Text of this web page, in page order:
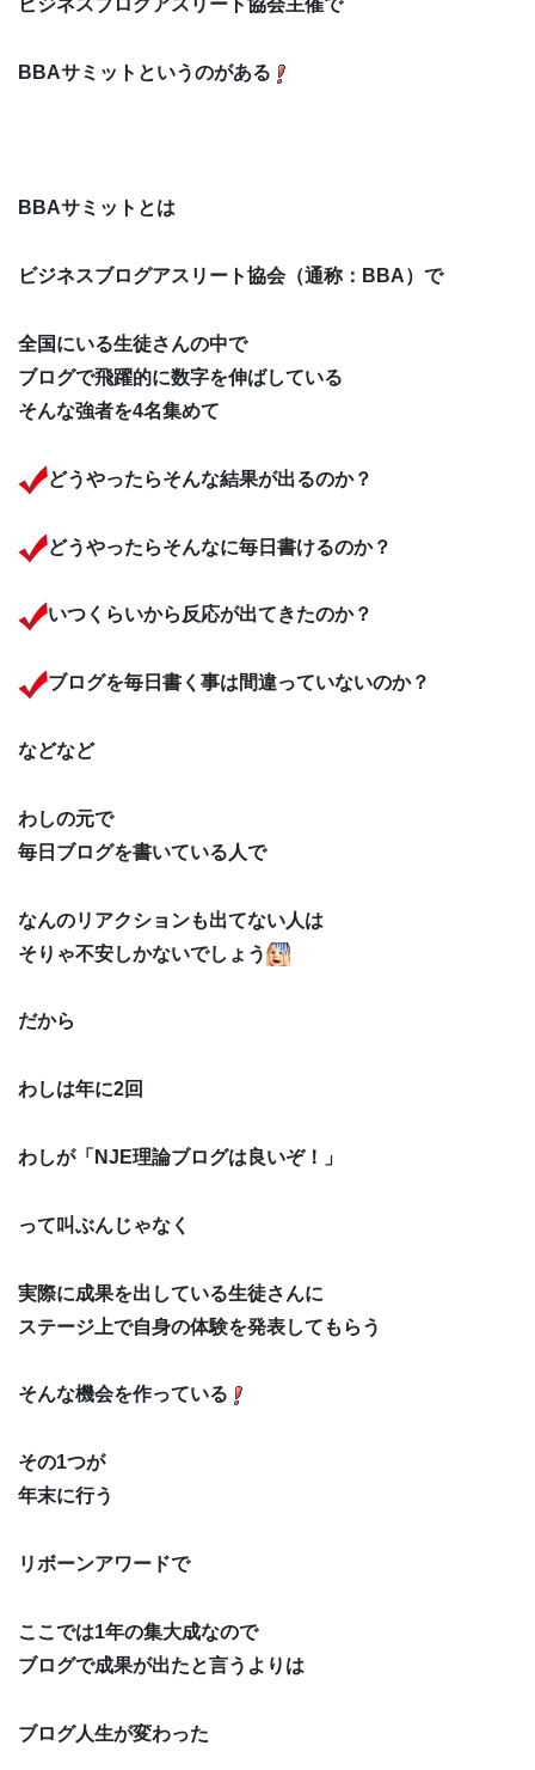
ビジネスブログアスリート協会主催で
BBAサミットというのがある
BBAサミットとは
ビジネスブログアスリート協会（通称：BBA）で
全国にいる生徒さんの中で
ブログで飛躍的に数字を伸ばしている
そんな強者を4名集めて
どうやったらそんな結果が出るのか？
どうやったらそんなに毎日書けるのか？
いつくらいから反応が出てきたのか？
ブログを毎日書く事は間違っていないのか？
などなど
わしの元で
毎日ブログを書いている人で
なんのリアクションも出てない人は
そりゃ不安しかないでしょう
だから
わしは年に2回
わしが「NJE理論ブログは良いぞ！」
って叫ぶんじゃなく
実際に成果を出している生徒さんに
ステージ上で自身の体験を発表してもらう
そんな機会を作っている
その1つが
年末に行う
リボーンアワードで
ここでは1年の集大成なので
ブログで成果が出たと言うよりは
ブログ人生が変わった